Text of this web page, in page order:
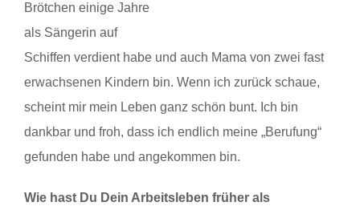
Brötchen einige Jahre
als Sängerin auf
Schiffen verdient habe und auch Mama von zwei fast
erwachsenen Kindern bin. Wenn ich zurück schaue,
scheint mir mein Leben ganz schön bunt. Ich bin
dankbar und froh, dass ich endlich meine „Berufung“
gefunden habe und angekommen bin.
Wie hast Du Dein Arbeitsleben früher als